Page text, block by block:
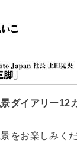
ダイアリー12
をお楽しみく